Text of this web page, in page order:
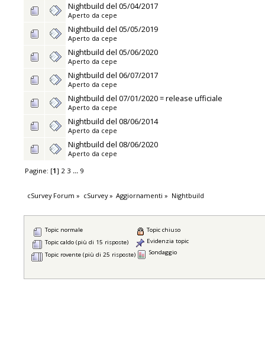
Nightbuild del 05/04/2017
Aperto da cepe
Nightbuild del 05/05/2019
Aperto da cepe
Nightbuild del 05/06/2020
Aperto da cepe
Nightbuild del 06/07/2017
Aperto da cepe
Nightbuild del 07/01/2020 = release ufficiale
Aperto da cepe
Nightbuild del 08/06/2014
Aperto da cepe
Nightbuild del 08/06/2020
Aperto da cepe
Pagine: [1] 2 3 ... 9
cSurvey Forum » cSurvey» Aggiornamenti » Nightbuild
Topic normale
Topic caldo (più di 15 risposte)
Topic rovente (più di 25 risposte)
Topic chiuso
Evidenzia topic
Sondaggio